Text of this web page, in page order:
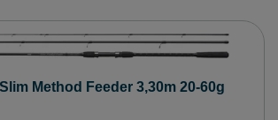
Method Feeder 3,30m 20-60g